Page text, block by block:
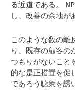
る近道である。
し、改善の余地が
このような数の離
り、既存の顧客の
つもりがないこと
的な是正措置を促
であろう聴衆を誘